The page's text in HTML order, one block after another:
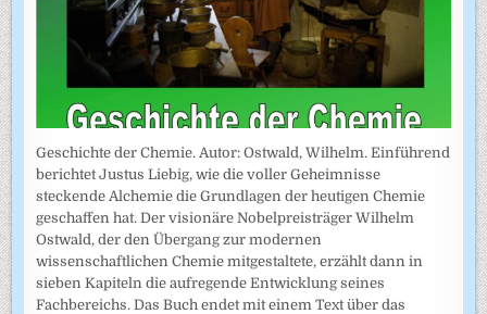
Geschichte der Chemie. Autor: Ostwald, Wilhelm. Einführend
berichtet Justus Liebig, wie die voller Geheimnisse
steckende Alchemie die Grundlagen der heutigen Chemie
geschaffen hat. Der visionäre Nobelpreisträger Wilhelm
Ostwald, der den Übergang zur modernen
wissenschaftlichen Chemie mitgestaltete, erzählt dann in
sieben Kapiteln die aufregende Entwicklung seines
Fachbereichs. Das Buch endet mit einem Text über das